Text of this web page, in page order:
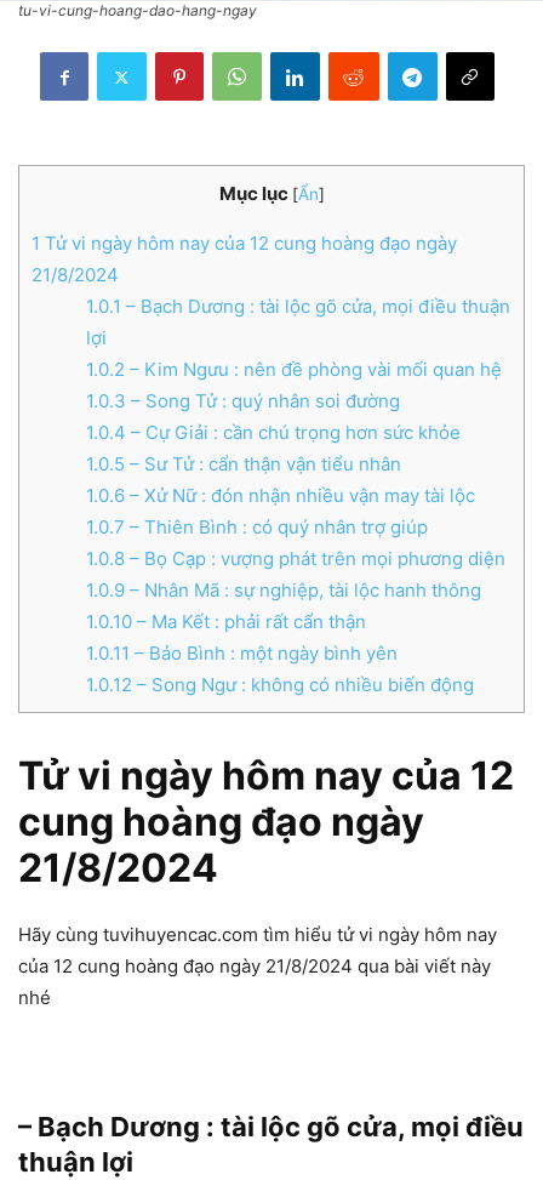
tu-vi-cung-hoang-dao-hang-ngay
Mục lục [Ẩn]
1 Tử vi ngày hôm nay của 12 cung hoàng đạo ngày
21/8/2024
1.0.1 – Bạch Dương : tài lộc gõ cửa, mọi điều thuận
lợi
1.0.2 – Kim Ngưu : nên đề phòng vài mối quan hệ
1.0.3 – Song Tử : quý nhân soi đường
1.0.4 – Cự Giải : cần chú trọng hơn sức khỏe
1.0.5 – Sư Tử : cẩn thận vận tiểu nhân
1.0.6 – Xử Nữ : đón nhận nhiều vận may tài lộc
1.0.7 – Thiên Bình : có quý nhân trợ giúp
1.0.8 – Bọ Cạp : vượng phát trên mọi phương diện
1.0.9 – Nhân Mã : sự nghiệp, tài lộc hanh thông
1.0.10 – Ma Kết : phải rất cẩn thận
1.0.11 – Bảo Bình : một ngày bình yên
1.0.12 – Song Ngư : không có nhiều biến động
Tử vi ngày hôm nay của 12
cung hoàng đạo ngày
21/8/2024
Hãy cùng tuvihuyencac.com tìm hiểu tử vi ngày hôm nay
của 12 cung hoàng đạo ngày 21/8/2024 qua bài viết này
nhé
– Bạch Dương : tài lộc gõ cửa, mọi điều
thuận lợi